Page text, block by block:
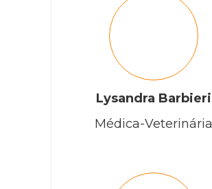
Lysandra Barbieri
Médica-Veterinária